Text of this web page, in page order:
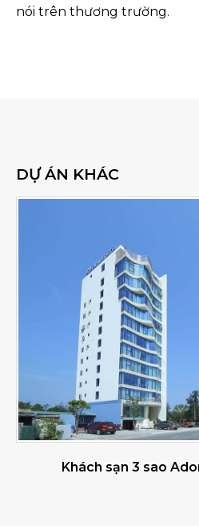
nói trên thương trường.
DỰ ÁN KHÁC
Khách sạn 3 sao